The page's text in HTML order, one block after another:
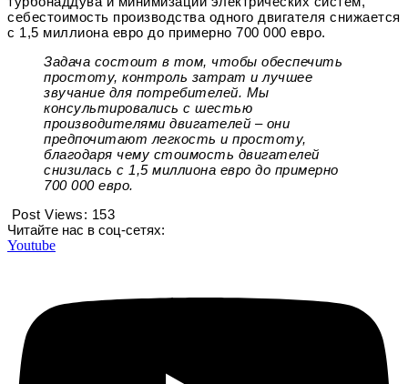
себестоимость производства одного двигателя снижается
с 1,5 миллиона евро до примерно 700 000 евро.
Задача состоит в том, чтобы обеспечить
простоту, контроль затрат и лучшее
звучание для потребителей. Мы
консультировались с шестью
производителями двигателей – они
предпочитают легкость и простоту,
благодаря чему стоимость двигателей
снизилась с 1,5 миллиона евро до примерно
700 000 евро.
Post Views: 153
Читайте нас в соц-сетях:
Youtube